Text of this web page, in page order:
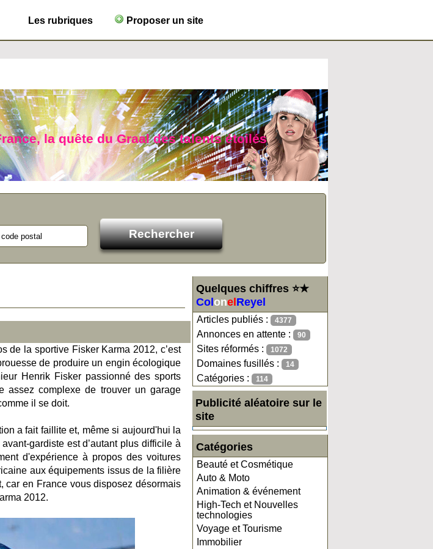
Les rubriques Proposer un site
la quête du Graal des talents étoilés
Quelques chiffres ⭐★
Col onel Reyel
Articles publiés : 4377
Annonces en attente : 90
Sites réformés : 1072
Domaines fusillés : 14
Catégories : 114
Publicité aléatoire sur le
site
Catégories
Beauté et Cosmétique
Auto & Moto
Animation & événement
High-Tech et Nouvelles
technologies
Voyage et Tourisme
Immobilier
de la sportive Fisker Karma 2012, c’est
de produire un engin écologique
Henrik Fisker passionné des sports
assez complexe de trouver un garage
il se doit.
a fait faillite et, même si aujourd'hui la
gardiste est d’autant plus difficile à
d'expérience à propos des voitures
aux équipements issus de la filière
car en France vous disposez désormais
2012.